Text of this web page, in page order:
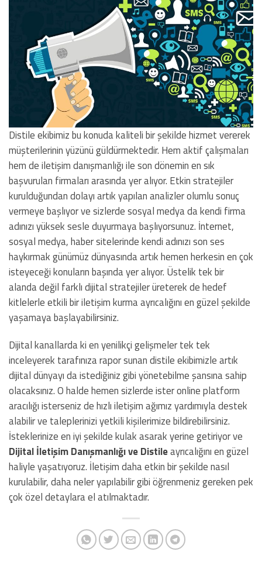
Distile ekibimiz bu konuda kaliteli bir şekilde hizmet vererek
müşterilerinin yüzünü güldürmektedir. Hem aktif çalışmaları
hem de iletişim danışmanlığı ile son dönemin en sık
başvurulan firmaları arasında yer alıyor. Etkin stratejiler
kurulduğundan dolayı artık yapılan analizler olumlu sonuç
vermeye başlıyor ve sizlerde sosyal medya da kendi firma
adınızı yüksek sesle duyurmaya başlıyorsunuz. İnternet,
sosyal medya, haber sitelerinde kendi adınızı son ses
haykırmak günümüz dünyasında artık hemen herkesin en çok
isteyeceği konuların başında yer alıyor. Üstelik tek bir
alanda değil farklı dijital stratejiler üreterek de hedef
kitlelerle etkili bir iletişim kurma ayrıcalığını en güzel şekilde
yaşamaya başlayabilirsiniz.
Dijital kanallarda ki en yenilikçi gelişmeler tek tek
inceleyerek tarafınıza rapor sunan distile ekibimizle artık
dijital dünyayı da istediğiniz gibi yönetebilme şansına sahip
olacaksınız. O halde hemen sizlerde ister online platform
aracılığı isterseniz de hızlı iletişim ağımız yardımıyla destek
alabilir ve taleplerinizi yetkili kişilerimize bildirebilirsiniz.
İsteklerinize en iyi şekilde kulak asarak yerine getiriyor ve
Dijital İletişim Danışmanlığı ve Distileayrıcalığını en güzel
haliyle yaşatıyoruz. İletişim daha etkin bir şekilde nasıl
kurulabilir, daha neler yapılabilir gibi öğrenmeniz gereken pek
çok özel detaylara el atılmaktadır.